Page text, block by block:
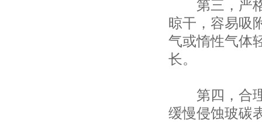
第三，严格
晾干，容易吸
气或惰性气体
长。
第四，合理
缓慢侵蚀玻碳